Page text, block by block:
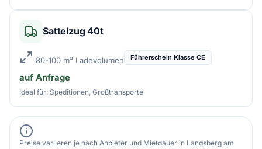
Sattelzug 40t
80-100 m³ Ladevolumen Führerschein Klasse CE
auf Anfrage
Ideal für: Speditionen, Großtransporte
Preise variieren je nach Anbieter und Mietdauer in Landsberg am